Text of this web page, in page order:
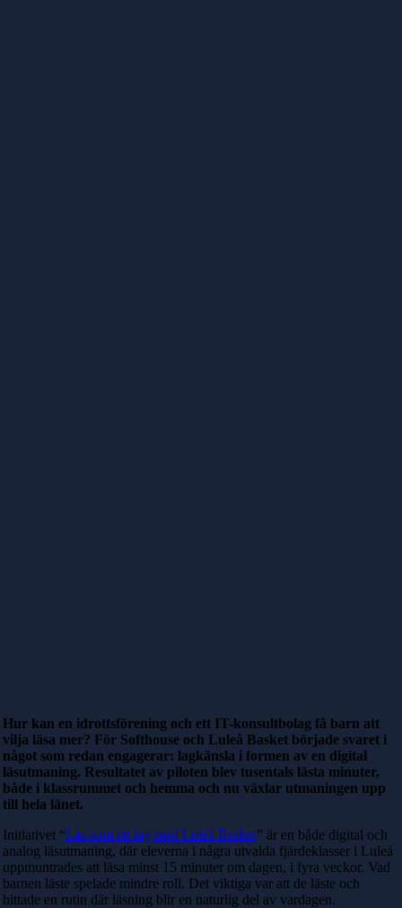
Hur kan en idrottsförening och ett IT-konsultbolag få barn att
vilja läsa mer? För Softhouse och Luleå Basket började svaret i
något som redan engagerar: lagkänsla i formen av en digital
läsutmaning. Resultatet av piloten blev tusentals lästa minuter,
både i klassrummet och hemma och nu växlar utmaningen upp
till hela länet.
Initiativet “Läs som ett lag med Luleå Basket” är en både digital och
analog läsutmaning, där eleverna i några utvalda fjärdeklasser i Luleå
uppmuntrades att läsa minst 15 minuter om dagen, i fyra veckor. Vad
barnen läste spelade mindre roll. Det viktiga var att de läste och
hittade en rutin där läsning blir en naturlig del av vardagen.